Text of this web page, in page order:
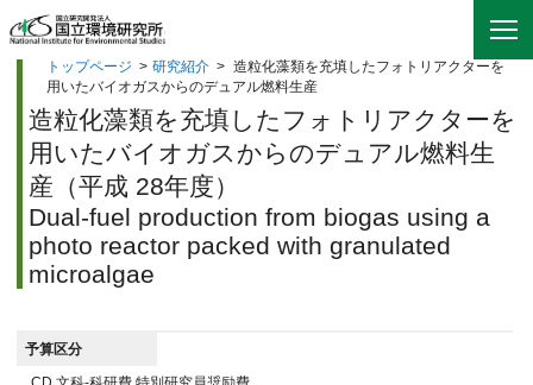
トップページ > 研究紹介 > 造粒化藻類を充填したフォトリアクターを
用いたバイオガスからのデュアル燃料生産
造粒化藻類を充填したフォトリアクターを
用いたバイオガスからのデュアル燃料生
産（平成 28年度）
Dual-fuel production from biogas using a
photo reactor packed with granulated
microalgae
予算区分